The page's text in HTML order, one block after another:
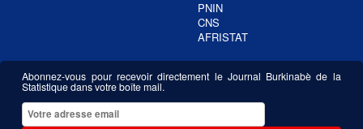
PNIN
CNS
AFRISTAT
Abonnez-vous pour recevoir directement le Journal Burkinabè de la
Statistique dans votre boîte mail.